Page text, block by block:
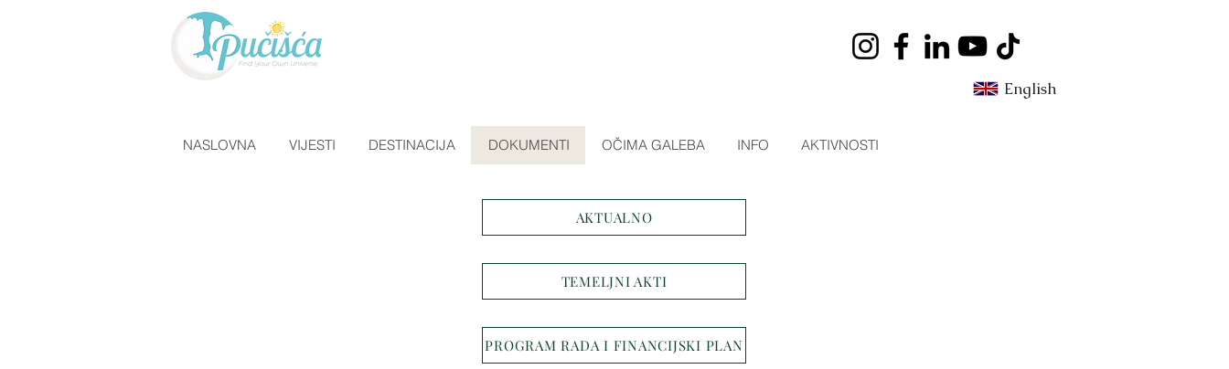
English
NASLOVNA VIJESTI DESTINACIJA DOKUMENTI OČIMA GALEBA INFO AKTIVNOSTI
AKTUALNO
TEMELJNI AKTI
PROGRAM RADA I FINANCIJSKI PLAN